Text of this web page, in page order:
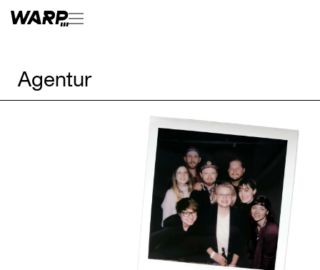
Agentur